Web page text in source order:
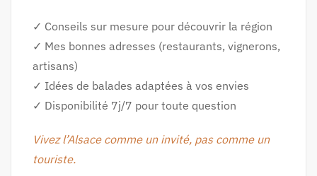
✓ Conseils sur mesure pour découvrir la région
✓ Mes bonnes adresses (restaurants, vignerons,
artisans)
✓ Idées de balades adaptées à vos envies
✓ Disponibilité 7j/7 pour toute question
Vivez l’Alsace comme un invité, pas comme un
touriste.